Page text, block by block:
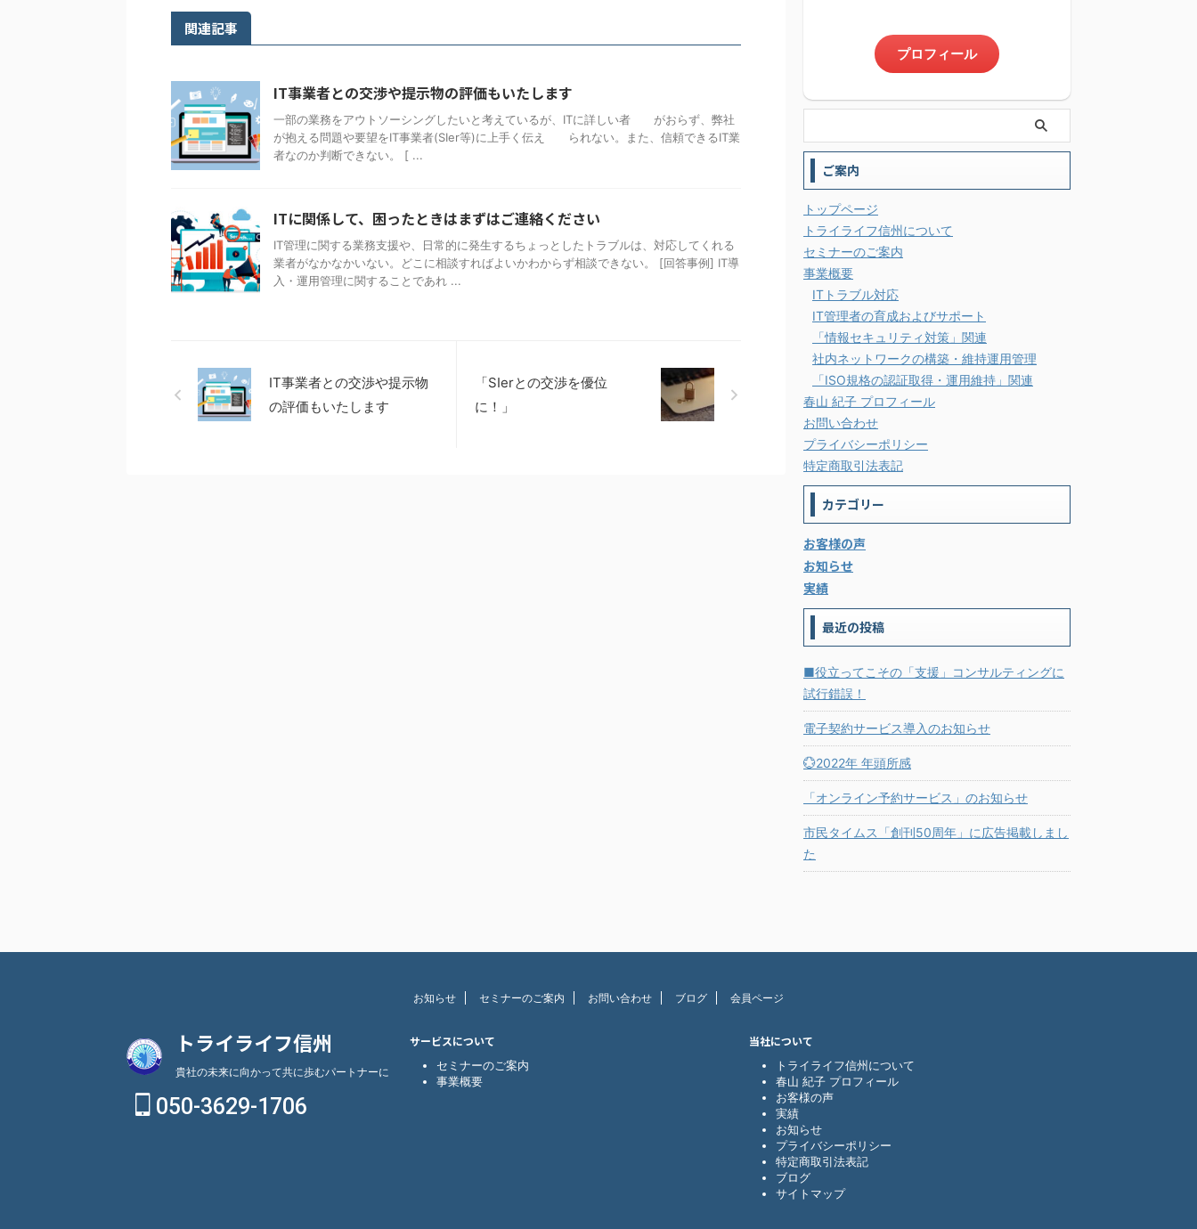
関連記事
IT事業者との交渉や提示物の評価もいたします
一部の業務をアウトソーシングしたいと考えているが、ITに詳しい者 がおらず、弊社
が抱える問題や要望をIT事業者(SIer等)に上手く伝え られない。また、信頼できるIT業
者なのか判断できない。 [ ...
ITに関係して、困ったときはまずはご連絡ください
IT管理に関する業務支援や、日常的に発生するちょっとしたトラブルは、対応してくれる
業者がなかなかいない。どこに相談すればよいかわからず相談できない。 [回答事例] IT導
入・運用管理に関することであれ ...
IT事業者との交渉や提示物
の評価もいたします
「SIerとの交渉を優位
に！」
プロフィール
ご案内
トップページ
トライライフ信州について
セミナーのご案内
事業概要
ITトラブル対応
IT管理者の育成およびサポート
「情報セキュリティ対策」関連
社内ネットワークの構築・維持運用管理
「ISO規格の認証取得・運用維持」関連
春山 紀子 プロフィール
お問い合わせ
プライバシーポリシー
特定商取引法表記
カテゴリー
お客様の声
お知らせ
実績
最近の投稿
■役立ってこその「支援」コンサルティングに
試行錯誤！
電子契約サービス導入のお知らせ
💮2022年 年頭所感
「オンライン予約サービス」のお知らせ
市民タイムス「創刊50周年」に広告掲載しまし
た
お知らせ セミナーのご案内 お問い合わせ ブログ 会員ページ
サービスについて
セミナーのご案内
事業概要
当社について
トライライフ信州について
春山 紀子 プロフィール
お客様の声
実績
お知らせ
プライバシーポリシー
特定商取引法表記
ブログ
サイトマップ
トライライフ信州
貴社の未来に向かって共に歩むパートナーに
050-3629-1706